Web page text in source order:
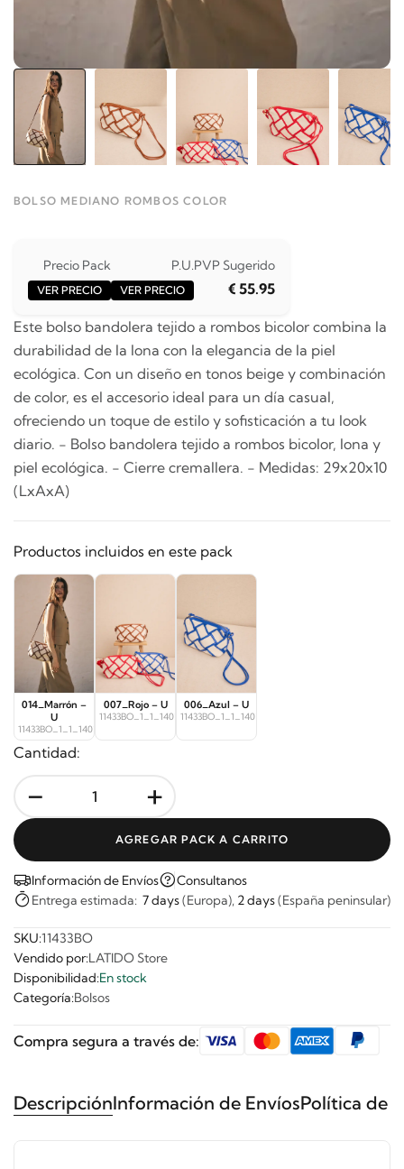
BOLSO MEDIANO ROMBOS COLOR
Precio Pack
VER PRECIO
P.U.
VER PRECIO
PVP Sugerido
€ 55.95
Este bolso bandolera tejido a rombos bicolor combina la
durabilidad de la lona con la elegancia de la piel
ecológica. Con un diseño en tonos beige y combinación
de color, es el accesorio ideal para un día casual,
ofreciendo un toque de estilo y sofisticación a tu look
diario. - Bolso bandolera tejido a rombos bicolor, lona y
piel ecológica. - Cierre cremallera. - Medidas: 29x20x10
(LxAxA)
Productos incluidos en este pack
014_Marrón –
U
11433BO_1_1_14021
007_Rojo – U
11433BO_1_1_14022
006_Azul – U
11433BO_1_1_14023
Cantidad:
- +
AGREGAR PACK A CARRITO
Información de Envíos
Consultanos
Entrega estimada: 7 days(Europa), 2 days(España peninsular)
SKU:11433BO
Vendido por:LATIDO Store
Disponibilidad:En stock
Categoría:Bolsos
Compra segura a través de:
DescripciónInformación de EnvíosPolítica de